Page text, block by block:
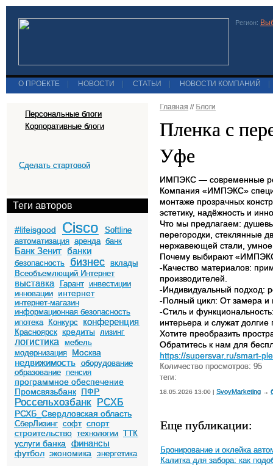
Регион:
О ПРОЕКТЕ НОВОСТИ СТАТЬИ НОВОСТИ КОМПАНИЙ
Персональные блоги
Корпоративные блоги
Сделать стартовой
Теги авторов
#lifeisgood Cisco
Softline
автоматизация аренда банк
Банк Зенит банки
безопасность бизнес
вклады
Всеобъемлющий Интернет
выставка Гарант инвестиции
инновации
интернет
интернет-магазин
информационная безопасность
ипотека
Конкурс конференция
Красноярск кредиты лизинг
логистика
мебель
модернизация
Москва
недвижимость оборудование
образование пенсия
программное обеспечение
Промсвязьбанк ПФР
Россельхозбанк РСХБ
РСХБ_Свердловская область
СберЛизинг софт спорт
строительство технологии ТТК
услуги банка финансы
футбол экономика энергетика
Главная // Блоги
Пленка с
Уфе
ИМПЭКС — современные
Компания «ИМПЭКС»
монтаже прозрачных
эстетику, надёжность и
Что мы предлагаем:
перегородки, стеклянные
нержавеющей стали, умное
Почему выбирают
-Качество материалов:
производителей.
-Индивидуальный подход:
-Полный цикл: От замера и
-Стиль и
интерьера и служат долгие
Хотите преобразить
Обратитесь к нам для
https://supersvar.ru/smart-
Количество просмотров: 95
теги:
18.05.2026 13:00 | SvoyMarketing →
Еще публикации:
Бронирование и оклейка
Калитка для забора: как